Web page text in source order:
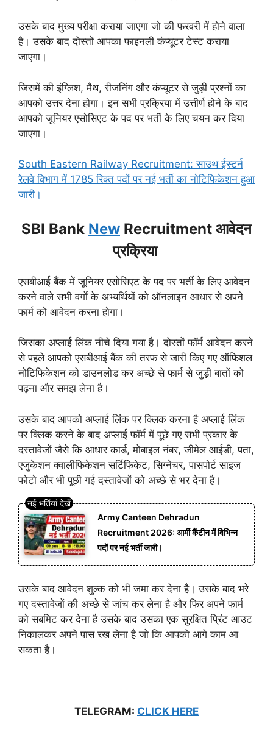
उसके बाद मुख्य परीक्षा कराया जाएगा जो की फरवरी में होने वाला
है। उसके बाद दोस्तों आपका फाइनली कंप्यूटर टेस्ट कराया
जाएगा।
जिसमें की इंग्लिश, मैथ, रीजनिंग और कंप्यूटर से जुड़ी प्रश्नों का
आपको उत्तर देना होगा। इन सभी प्रक्रिया में उत्तीर्ण होने के बाद
आपको जूनियर एसोसिएट के पद पर भर्ती के लिए चयन कर दिया
जाएगा।
South Eastern Railway Recruitment: साउथ ईस्टर्न
रेलवे विभाग में 1785 रिक्त पदों पर नई भर्ती का नोटिफिकेशन हुआ
जारी।
SBI Bank New Recruitment आवेदन
प्रक्रिया
एसबीआई बैंक में जूनियर एसोसिएट के पद पर भर्ती के लिए आवेदन
करने वाले सभी वर्गों के अभ्यर्थियों को ऑनलाइन आधार से अपने
फार्म को आवेदन करना होगा।
जिसका अप्लाई लिंक नीचे दिया गया है। दोस्तों फॉर्म आवेदन करने
से पहले आपको एसबीआई बैंक की तरफ से जारी किए गए ऑफिशल
नोटिफिकेशन को डाउनलोड कर अच्छे से फार्म से जुड़ी बातों को
पढ़ना और समझ लेना है।
उसके बाद आपको अप्लाई लिंक पर क्लिक करना है अप्लाई लिंक
पर क्लिक करने के बाद अप्लाई फॉर्म में पूछे गए सभी प्रकार के
दस्तावेजों जैसे कि आधार कार्ड, मोबाइल नंबर, जीमेल आईडी, पता,
एजुकेशन क्वालीफिकेशन सर्टिफिकेट, सिग्नेचर, पासपोर्ट साइज
फोटो और भी पूछी गई दस्तावेजों को अच्छे से भर देना है।
Army Canteen Dehradun
Recruitment 2026: आर्मी कैंटीन में विभिन्न
पदों पर नई भर्ती जारी।
उसके बाद आवेदन शुल्क को भी जमा कर देना है। उसके बाद भरे
गए दस्तावेजों की अच्छे से जांच कर लेना है और फिर अपने फार्म
को सबमिट कर देना है उसके बाद उसका एक सुरक्षित प्रिंट आउट
निकालकर अपने पास रख लेना है जो कि आपको आगे काम आ
सकता है।
TELEGRAM: CLICK HERE